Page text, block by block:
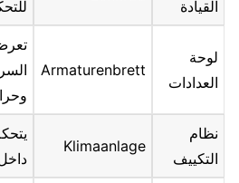
القيادة
لوحة
العدادات
Armaturenbrett
نظام
التكييف
Klimaanlage